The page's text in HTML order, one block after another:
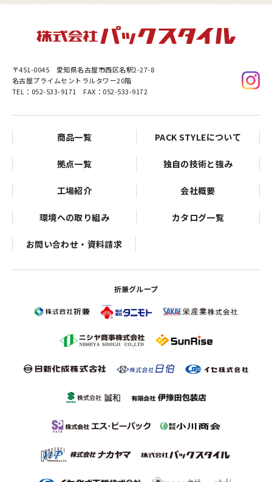
〒451-0045 愛知県名古屋市西区名駅2-27-8
名古屋プライムセントラルタワー20階
TEL：052-533-9171 FAX：052-533-9172
商品一覧 PACK STYLEについて
拠点一覧 独自の技術と強み
工場紹介 会社概要
環境への取り組み カタログ一覧
お問い合わせ・資料請求
折兼グループ